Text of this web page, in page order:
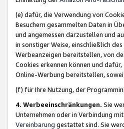
(e) dafür, die Verwendung von
Besuchern gesammelten Daten in
und angemessen darzustellen und
in sonstiger Weise, einschließlich
Werbeanzeigen bereitstellen, von
Cookies erkennen können und
Online-Werbung bereitstellen,
(f) für Ihre Nutzung, der
4. Werbeeinschränkungen. Sie
Unternehmen oder in Verbindung
Vereinbarung gestattet sind. Sie